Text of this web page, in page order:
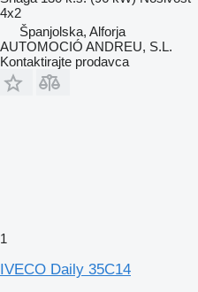
4x2
Španjolska, Alforja
AUTOMOCIÓ ANDREU, S.L.
Kontaktirajte prodavca
1
IVECO Daily 35C14